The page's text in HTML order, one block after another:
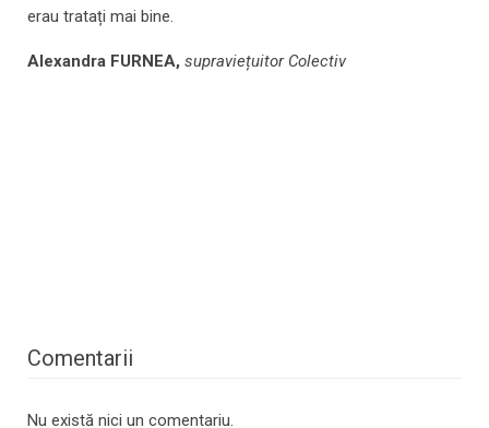
erau tratați mai bine.
Alexandra FURNEA, supraviețuitor Colectiv
Comentarii
Nu există nici un comentariu.